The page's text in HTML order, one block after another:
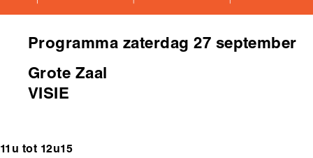
Programma zaterdag 27 september
Grote Zaal
VISIE
11u tot 12u15